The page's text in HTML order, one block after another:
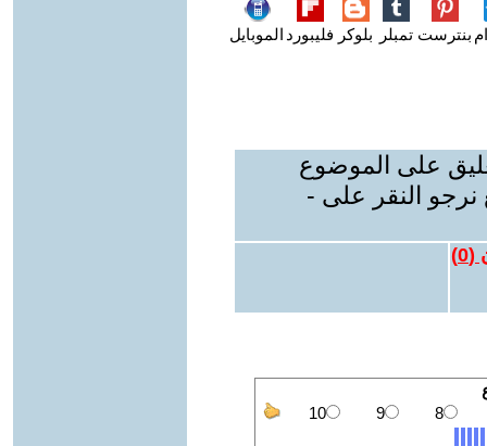
بنترست تمبلر بلوكر فليبورد الموبايل
على الموضوع
نرجو النقر على -
(
0
)